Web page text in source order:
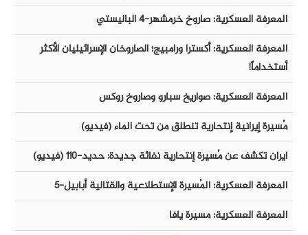
المعرفة العسكرية: صاروخ خرمشهر-٤ الباليستي
المعرفة العسكرية: أكسترا ورامبيج؛ الصاروخان الإسرائيليان الأكثر
أستخداماً!
المعرفة العسكرية: صواريخ سبارو وصاروخ روكس
مُسيرة إيرانية إنتحارية تنطلق من تحت الماء (فيديو)
ايران تكشف عن مُسيرة إنتحارية نفاثة جديدة: حديد-١١٠ (فيديو)
المعرفة العسكرية: المُسيرة الإستطلاعية والقتالية أبابيل-٥
المعرفة العسكرية: مسيرة يافا